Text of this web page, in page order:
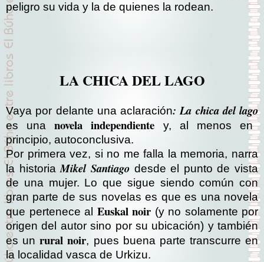
peligro su vida y la de quienes la rodean.
LA CHICA DEL LAGO
Vaya por delante una aclaración: La chica del lago
es unanovela independiente
y, al menos en
principio, autoconclusiva.
Por primera vez, si no me falla la memoria, narra
la historiaMikel Santiago desde el punto de vista
de una mujer. Lo que sigue siendo común con
gran parte de sus novelas es que es una novela
que pertenece al Euskal noir (y no solamente por
origen del autor sino por su ubicación) y también
es unrural noir, pues buena parte transcurre en
la localidad vasca de Urkizu.